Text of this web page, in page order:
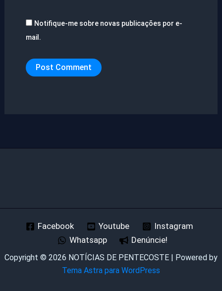
Notifique-me sobre novas publicações por e-
mail.
Facebook Youtube
Instagram
Whatsapp
Denúncie!
Copyright © 2026 NOTÍCIAS DE PENTECOSTE | Powered by
Tema Astra para WordPress